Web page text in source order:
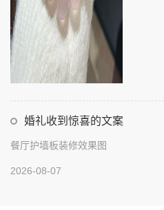
婚礼收到惊喜的文案
餐厅护墙板装修效果图
2026-08-07